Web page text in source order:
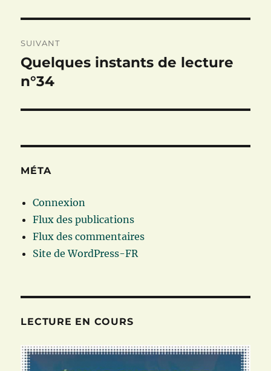
SUIVANT
Publication
suivante :
Quelques instants de lecture
n°34
MÉTA
Connexion
Flux des publications
Flux des commentaires
Site de WordPress-FR
LECTURE EN COURS